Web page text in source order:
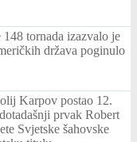
tornada izazvalo je
država poginulo
Karpov postao 12.
prvak Robert
Svjetske šahovske